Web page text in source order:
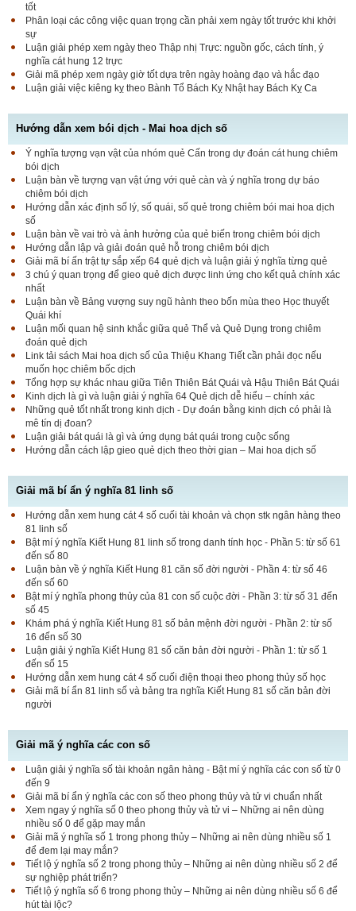
tốt
Phân loại các công việc quan trọng cần phải xem ngày tốt trước khi khởi
sự
Luận giải phép xem ngày theo Thập nhị Trực: nguồn gốc, cách tính, ý
nghĩa cát hung 12 trực
Giải mã phép xem ngày giờ tốt dựa trên ngày hoàng đạo và hắc đạo
Luận giải việc kiêng kỵ theo Bành Tổ Bách Kỵ Nhật hay Bách Kỵ Ca
Hướng dẫn xem bói dịch - Mai hoa dịch số
Ý nghĩa tượng vạn vật của nhóm quẻ Cấn trong dự đoán cát hung chiêm
bói dịch
Luận bàn về tượng vạn vật ứng với quẻ càn và ý nghĩa trong dự báo
chiêm bói dịch
Hướng dẫn xác định số lý, số quái, số quẻ trong chiêm bói mai hoa dịch
số
Luận bàn về vai trò và ảnh hưởng của quẻ biến trong chiêm bói dịch
Hướng dẫn lập và giải đoán quẻ hỗ trong chiêm bói dịch
Giải mã bí ấn trật tự sắp xếp 64 quẻ dịch và luận giải ý nghĩa từng quẻ
3 chú ý quan trọng để gieo quẻ dịch được linh ứng cho kết quả chính xác
nhất
Luận bàn về Bảng vượng suy ngũ hành theo bốn mùa theo Học thuyết
Quái khí
Luận mối quan hệ sinh khắc giữa quẻ Thể và Quẻ Dụng trong chiêm
đoán quẻ dịch
Link tải sách Mai hoa dịch số của Thiệu Khang Tiết cần phải đọc nếu
muốn học chiêm bốc dịch
Tổng hợp sự khác nhau giữa Tiên Thiên Bát Quái và Hậu Thiên Bát Quái
Kinh dịch là gì và luận giải ý nghĩa 64 Quẻ dịch dễ hiểu – chính xác
Những quẻ tốt nhất trong kinh dịch - Dự đoán bằng kinh dịch có phải là
mê tín dị đoan?
Luận giải bát quái là gì và ứng dụng bát quái trong cuộc sống
Hướng dẫn cách lập gieo quẻ dịch theo thời gian – Mai hoa dịch số
Giải mã bí ẩn ý nghĩa 81 linh số
Hướng dẫn xem hung cát 4 số cuối tài khoản và chọn stk ngân hàng theo
81 linh số
Bật mí ý nghĩa Kiết Hung 81 linh số trong danh tính học - Phần 5: từ số 61
đến số 80
Luận bàn về ý nghĩa Kiết Hung 81 căn số đời người - Phần 4: từ số 46
đến số 60
Bật mí ý nghĩa phong thủy của 81 con số cuộc đời - Phần 3: từ số 31 đến
số 45
Khám phá ý nghĩa Kiết Hung 81 số bản mệnh đời người - Phần 2: từ số
16 đến số 30
Luận giải ý nghĩa Kiết Hung 81 số căn bản đời người - Phần 1: từ số 1
đến số 15
Hướng dẫn xem hung cát 4 số cuối điện thoại theo phong thủy số học
Giải mã bí ẩn 81 linh số và bảng tra nghĩa Kiết Hung 81 số căn bản đời
người
Giải mã ý nghĩa các con số
Luận giải ý nghĩa số tài khoản ngân hàng - Bật mí ý nghĩa các con số từ 0
đến 9
Giải mã bí ẩn ý nghĩa các con số theo phong thủy và tử vi chuẩn nhất
Xem ngay ý nghĩa số 0 theo phong thủy và tử vi – Những ai nên dùng
nhiều số 0 để gặp may mắn
Giải mã ý nghĩa số 1 trong phong thủy – Những ai nên dùng nhiều số 1
để đem lại may mắn?
Tiết lộ ý nghĩa số 2 trong phong thủy – Những ai nên dùng nhiều số 2 để
sự nghiệp phát triển?
Tiết lộ ý nghĩa số 6 trong phong thủy – Những ai nên dùng nhiều số 6 để
hút tài lộc?